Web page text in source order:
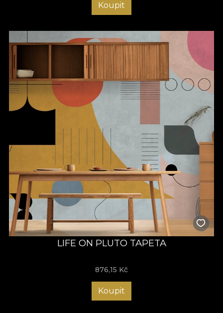
Koupit
LIFE ON PLUTO TAPETA
876,15 Kč
Koupit